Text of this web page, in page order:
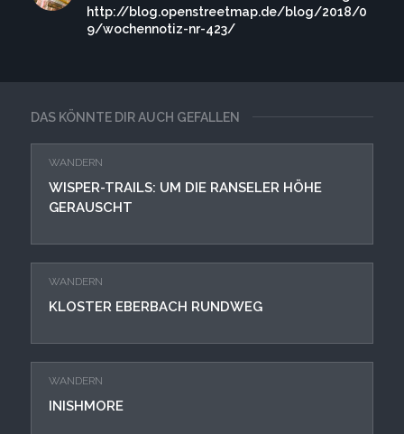
DAS KÖNNTE DIR AUCH GEFALLEN
WANDERN
WISPER-TRAILS: UM DIE RANSELER HÖHE
GERAUSCHT
WANDERN
KLOSTER EBERBACH RUNDWEG
WANDERN
INISHMORE
http://blog.openstreetmap.de/blog/2018/0
9/wochennotiz-nr-423/